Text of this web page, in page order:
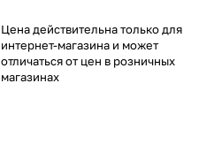
Цена действительна только для
интернет-магазина и может
отличаться от цен в розничных
магазинах